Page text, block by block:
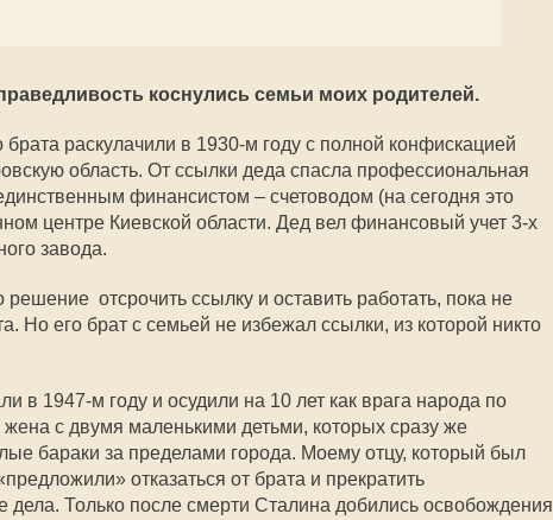
коснулись семьи моих родителей.
раскулачили в 1930-м году с полной конфискацией
область. От ссылки деда спасла профессиональная
финансистом – счетоводом (на сегодня это
центре Киевской области. Дед вел финансовый учет 3-х
завода.
отсрочить ссылку и оставить работать, пока не
Но его брат с семьей не избежал ссылки, из которой никто
в 1947-м году и осудили на 10 лет как врага народа по
с двумя маленькими детьми, которых сразу же
бараки за пределами города. Моему отцу, который был
отказаться от брата и прекратить
дела. Только после смерти Сталина добились освобождения